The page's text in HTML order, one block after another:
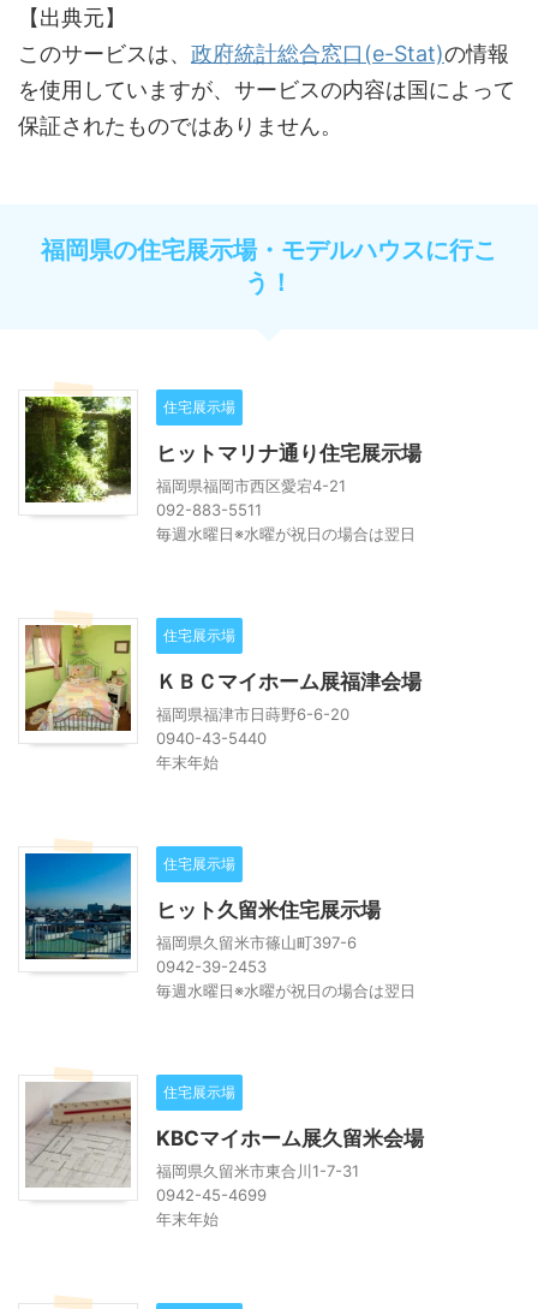
【出典元】
このサービスは、 政府統計総合窓口(e-Stat)の情報
を使用していますが、サービスの内容は国によって
保証されたものではありません。
福岡県の住宅展示場・モデルハウスに行こ
う！
住宅展示場
ヒットマリナ通り住宅展示場
福岡県福岡市西区愛宕4-21
092-883-5511
毎週水曜日※水曜が祝日の場合は翌日
住宅展示場
ＫＢＣマイホーム展福津会場
福岡県福津市日蒔野6-6-20
0940-43-5440
年末年始
住宅展示場
ヒット久留米住宅展示場
福岡県久留米市篠山町397-6
0942-39-2453
毎週水曜日※水曜が祝日の場合は翌日
住宅展示場
KBCマイホーム展久留米会場
福岡県久留米市東合川1-7-31
0942-45-4699
年末年始